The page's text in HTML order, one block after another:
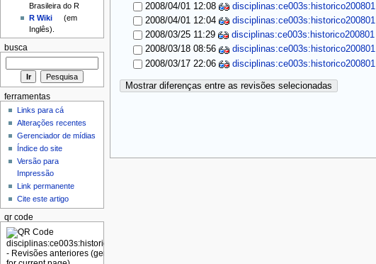
2008/04/01 12:08
disciplinas:ce003s:historico200801
2008/04/01 12:04
disciplinas:ce003s:historico200801
2008/03/25 11:29
disciplinas:ce003s:historico200801
2008/03/18 08:56
disciplinas:ce003s:historico200801
2008/03/17 22:06
disciplinas:ce003s:historico200801
Mostrar diferenças entre as revisões selecionadas
Brasileira do R
R Wiki
(em
Inglês).
busca
ferramentas
Links para cá
Alterações recentes
Gerenciador de mídias
Índice do site
Versão para
Impressão
Link permanente
Cite este artigo
qr code